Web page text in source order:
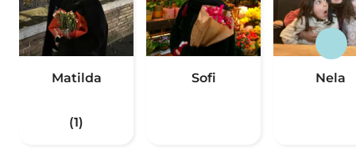
Matilda
(1)
Sofi Nela